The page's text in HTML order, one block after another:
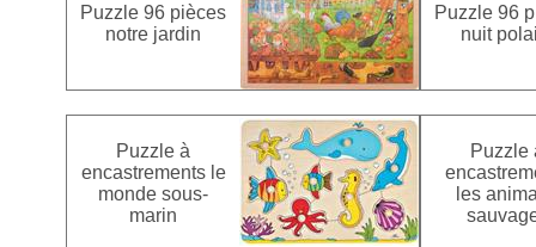
Puzzle 96 pièces
notre jardin
Puzzle 96
nuit
Puzzle à
encastrements le
monde sous-
marin
Puzzle
les